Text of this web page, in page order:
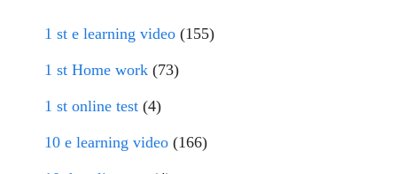
1 st e learning video (155)
1 st Home work (73)
1 st online test (4)
10 e learning video (166)